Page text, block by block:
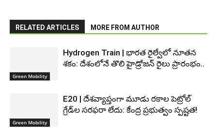
RELATED ARTICLES MORE FROM AUTHOR
Green Mobility
Hydrogen Train | భారత రైల్వేలో నూతన
శకం: దేశంలోనే తొలి హైడ్రోజన్ రైలు ప్రారంభం..
Green Mobility
E20 | దేశవ్యాప్తంగా మూడు రకాల పెట్రోల్
గ్రేడ్‌ల సరఫరా లేదు: కేంద్ర ప్రభుత్వం స్పష్టత!